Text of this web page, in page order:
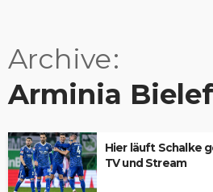
Archive
Arminia
Hier läuft Schalke
TV und Stream